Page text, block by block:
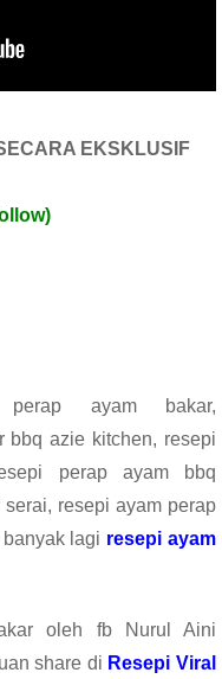
EKSKLUSIF
ayam bakar,
bbq azie kitchen, resepi
perap ayam bbq
resepi ayam perap
lagi resepi ayam
oleh fb Nurul Aini
share di Resepi Viral